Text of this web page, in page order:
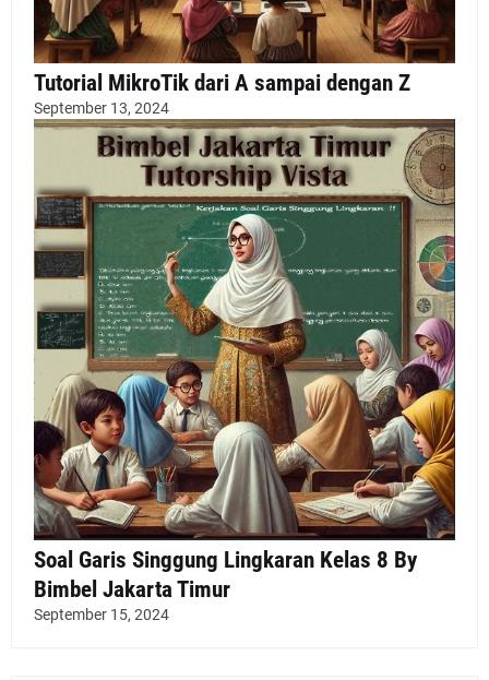
Tutorial MikroTik dari A sampai dengan Z
September 13, 2024
Soal Garis Singgung Lingkaran Kelas 8 By
Bimbel Jakarta Timur
September 15, 2024